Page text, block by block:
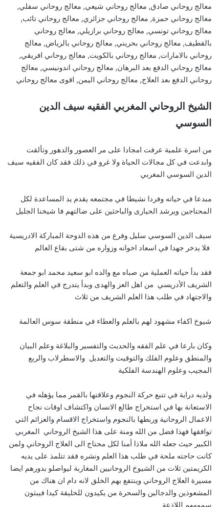
معالج روحاني صادق, معالج روحاني شيعي, معالج روحاني سفلي,
معالج روحاني حمزة, معالج روحاني جزائري, معالج روحاني تائب,
معالج روحاني تونسي, معالج روحاني برازيلي, معالج روحاني
بالقطيف, معالج روحاني بحريني, معالج روحاني بالرياض, معالج
روحاني بالامارات, معالج روحاني بالكويت, معالج روحاني افريقي,
معالج روحاني الدفع بعد البرهان, معالج روحاني اندونيسي, معالج
روحاني الدفع بعد العلاج, معالج روحاني اليمن, اقوى معالج روحاني
الشيخ الروحاني المغربي الفقيه سيف الدين
السوسي
من اسرة علمية عرفت امجادا على مر العصور والدهور وتألقت
وابدعت في كل مجالات الحياة ولا غرو في ذلك فقد كان الفقيه سيف
الدين السوسي المغربي
مبدعا في حياته وفردا نشيطا في مجتمعه يقدم يد المساعدة لكل
المحتاجين ويرشد الحيارى والباحثين على ضالتهم فا شيخنا الجليل
سيف الدين السوسي سليل وفرع من هذه الدوحة المباركة الادريسية
فلا يدخر جهدا في اسعاد اخوانه وزواره من شتى بقاع العالم
فقد بدأ حياته العملية من صباه مع والده ابو سعيد محمد ابو جمعة
الشريف الأدريسي من اهل العز والهدى وبدأ يتدرج في العلم والتعلم
والاجتهاد في طلب هذا العلم الشريف من ثلاث
شيوخ اكفاء مشهود لهم بالعلم والعطاء في منطقة سوس العالمة
وكان بارعا في علم الفقه والحديث والتفسير والبلاغة وعلم البيان
والمنطق وعلوم الفلك والتوقيت والتعديل والاسطرلاب والربع
المجيب وعلوم الهندسة الفلكية
ولديه دراية في تتبع حركة النجوم وعلاقتها بالقمر مما يؤهله في
الاستعانة بها في استخراج طالع الانسان واكتشاف اوقات نجاح
الاعمال الروحانية وربطها بالنجوم واستخراج الاقسام والعزائم التي
توافقها فهذا فضل من الله ومنة على هذا الشيخ الروحاني المغربي
الكبير حيث جعله الله ملاذا أمنا لكل محتاج الى العلاج الروحاني ولمن
كانت حاجته ملحة في طلب هذا العلم ونشره فقد تتلمذ على يديه
الكريمتين ثلات من الشيوخ الروحانيين المغاربة ليواصلو بدورهم ايضا
مسيرة العلاج الروحاني وينتفع بهم الخلق لانه دام ان هناك من
المشعوذين والدجالين والسحرة من يكيدون للخليقة كيدا فيبثون
سمومهم اللاذعة